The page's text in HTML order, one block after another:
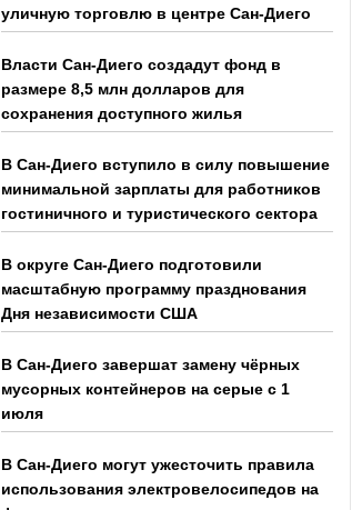
уличную торговлю в центре Сан-Диего
Власти Сан-Диего создадут фонд в
размере 8,5 млн долларов для
сохранения доступного жилья
В Сан-Диего вступило в силу повышение
минимальной зарплаты для работников
гостиничного и туристического сектора
В округе Сан-Диего подготовили
масштабную программу празднования
Дня независимости США
В Сан-Диего завершат замену чёрных
мусорных контейнеров на серые с 1
июля
В Сан-Диего могут ужесточить правила
использования электровелосипедов на